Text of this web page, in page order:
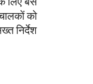
को
निर्देश